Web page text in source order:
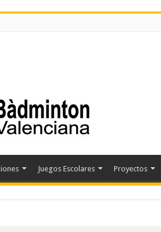
Juegos Escolares Proyectos